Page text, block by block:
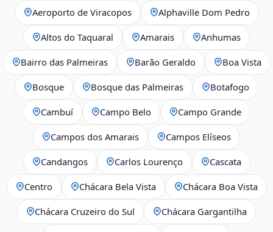
Aeroporto de Viracopos Alphaville Dom Pedro
Altos do Taquaral Amarais Anhumas
Bairro das Palmeiras Barão Geraldo Boa Vista
Bosque Bosque das Palmeiras Botafogo
Cambuí Campo Belo Campo Grande
Campos dos Amarais Campos Elíseos
Candangos Carlos Lourenço Cascata
Centro Chácara Bela Vista Chácara Boa Vista
Chácara Cruzeiro do Sul Chácara Gargantilha